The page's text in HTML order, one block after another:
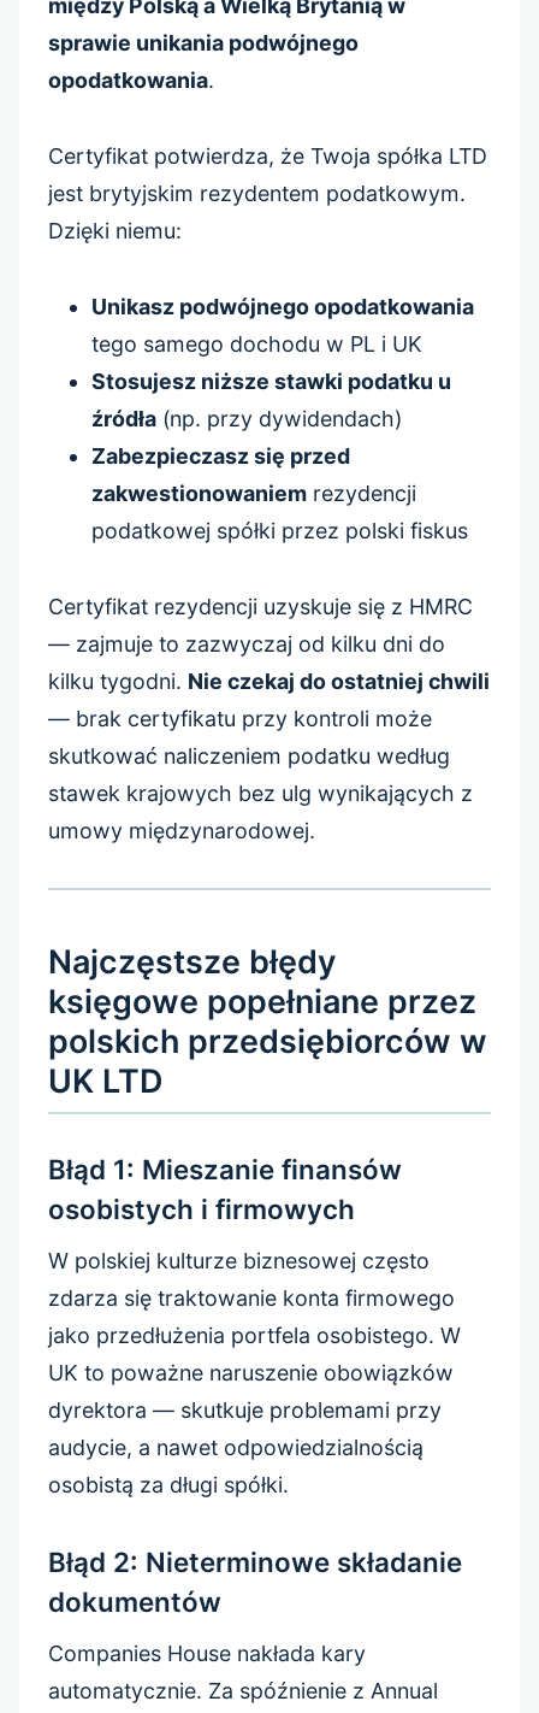
sprawie unikania podwójnego
opodatkowania.
Certyfikat potwierdza, że Twoja spółka LTD
jest brytyjskim rezydentem podatkowym.
Dzięki niemu:
Unikasz podwójnego opodatkowania
tego samego dochodu w PL i UK
Stosujesz niższe stawki podatku u
źródła(np. przy dywidendach)
Zabezpieczasz się przed
zakwestionowaniemrezydencji
podatkowej spółki przez polski fiskus
Certyfikat rezydencji uzyskuje się z HMRC
— zajmuje to zazwyczaj od kilku dni do
kilku tygodni. Nie czekaj do ostatniej chwili
— brak certyfikatu przy kontroli może
skutkować naliczeniem podatku według
stawek krajowych bez ulg wynikających z
umowy międzynarodowej.
Najczęstsze błędy
księgowe popełniane przez
polskich przedsiębiorców w
UK LTD
Błąd 1: Mieszanie finansów
osobistych i firmowych
W polskiej kulturze biznesowej często
zdarza się traktowanie konta firmowego
jako przedłużenia portfela osobistego. W
UK to poważne naruszenie obowiązków
dyrektora — skutkuje problemami przy
audycie, a nawet odpowiedzialnością
osobistą za długi spółki.
Błąd 2: Nieterminowe składanie
dokumentów
Companies House nakłada kary
automatycznie. Za spóźnienie z Annual